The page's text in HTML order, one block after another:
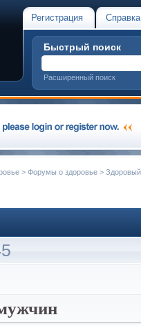
Регистрация Справка
Быстрый поиск
Расширенный поиск
> Форумы о здоровье >